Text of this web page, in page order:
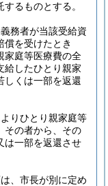
るものとする。
務者が当該受給資
償を受けたとき
家庭等医療費の全
給したひとり親家
しくは一部を返還
りひとり親家庭等
その者から、その
は一部を返還させ
、市長が別に定め